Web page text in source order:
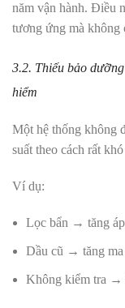
năm vận hành. Điều
tương ứng mà không
3.2. Thiếu bảo
hiểm
Một hệ thống không
suất theo cách rất
Ví dụ:
Lọc bẩn → tăng
Dầu cũ → tăng
Không kiểm tra →